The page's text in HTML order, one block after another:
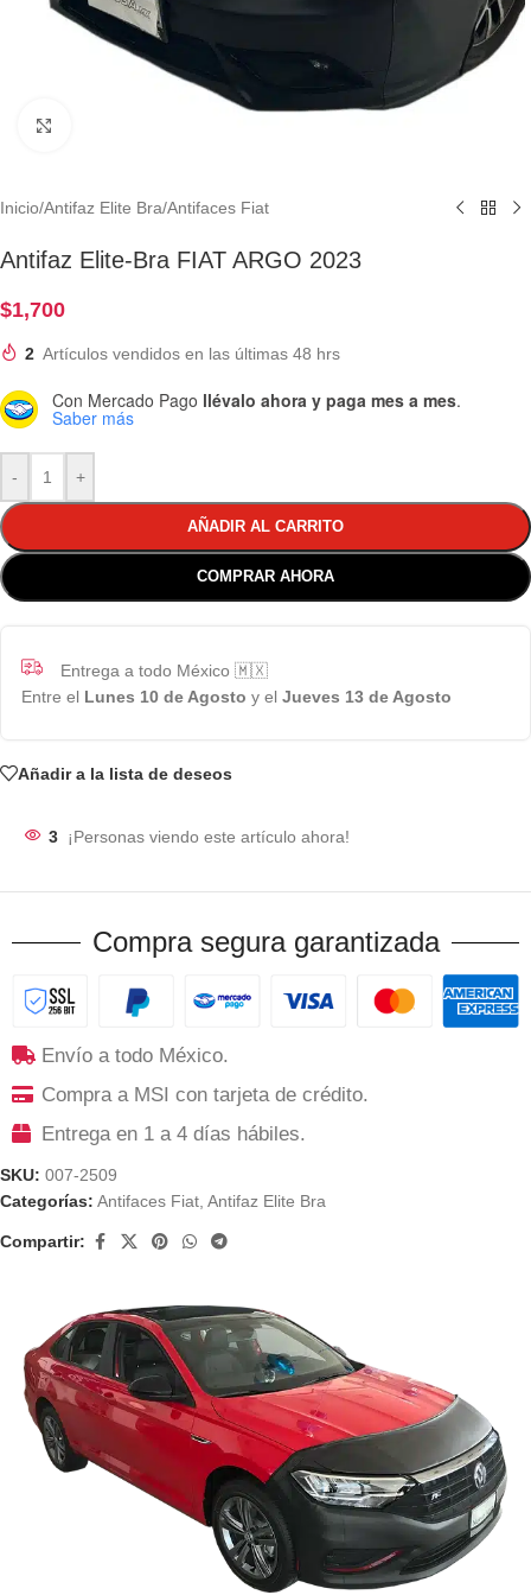
Inicio/Antifaz Elite Bra/Antifaces Fiat
Antifaz Elite-Bra FIAT ARGO 2023
$1,700
2 Artículos vendidos en las últimas 48 hrs
Con Mercado Pago llévalo ahora y paga mes a mes.
Saber más
- +
AÑADIR AL CARRITO
COMPRAR AHORA
Entrega a todo México 🇲🇽
Entre el Lunes 10 de Agosto y el Jueves 13 de Agosto
Añadir a la lista de deseos
3 ¡Personas viendo este artículo ahora!
Compra segura garantizada
Envío a todo México.
Compra a MSI con tarjeta de crédito.
Entrega en 1 a 4 días hábiles.
SKU: 007-2509
Categorías: Antifaces Fiat Antifaz Elite Bra
Compartir: